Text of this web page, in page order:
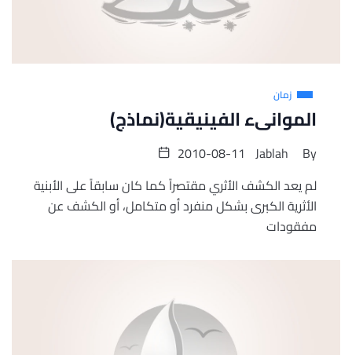
زمان
الموانىء الفينيقية(نماذج)
By
Jablah
2010-08-11
لم يعد الكشف الأثري مقتصراً كما كان سابقاً على الأبنية
الأثرية الكبرى بشكل منفرد أو متكامل، أو الكشف عن
مفقودات